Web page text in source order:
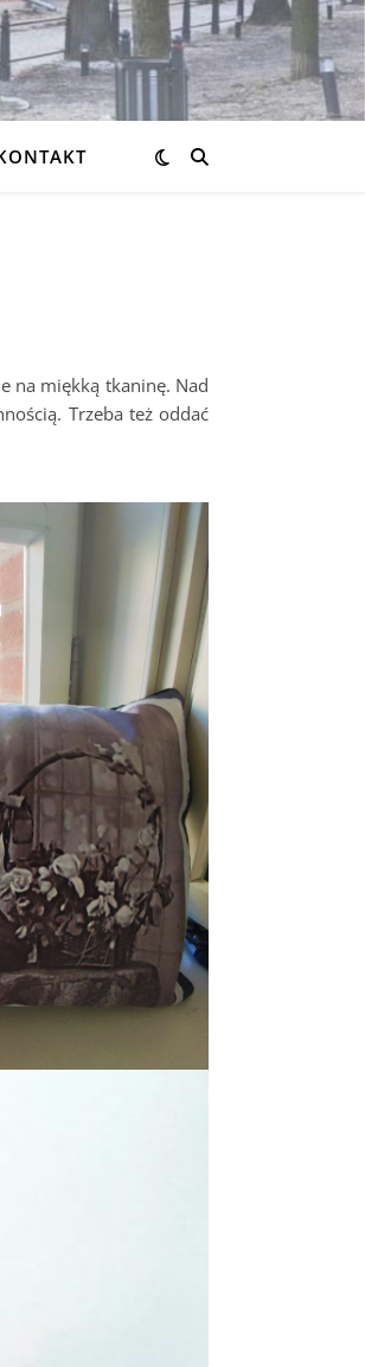
na miękką tkaninę. Nad
Trzeba też oddać